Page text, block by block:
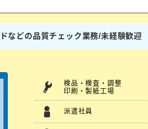
などの品質チェック業務/未経験歓迎
検品・検査・調整
印刷・製紙工場
派遣社員